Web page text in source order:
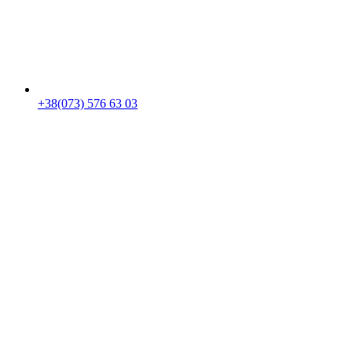
+38(073) 576 63 03